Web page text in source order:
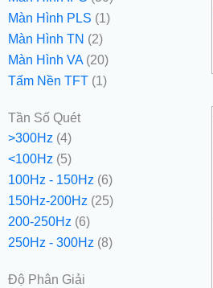
Màn Hình PLS (1)
Màn Hình TN (2)
Màn Hình VA (20)
Tấm Nền TFT (1)
Tần Số Quét
>300Hz (4)
<100Hz (5)
100Hz - 150Hz (6)
150Hz-200Hz (25)
200-250Hz (6)
250Hz - 300Hz (8)
Độ Phân Giải